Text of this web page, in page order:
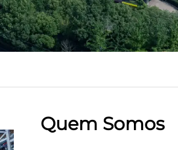
Quem Somos